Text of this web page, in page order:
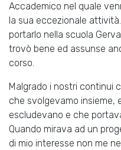
Accademico nel quale
la sua eccezionale
portarlo nella scuola
trovò bene ed assunse
corso.
Malgrado i nostri continui
che svolgevamo insieme,
escludevano e che
Quando mirava ad un
di mio interesse non me